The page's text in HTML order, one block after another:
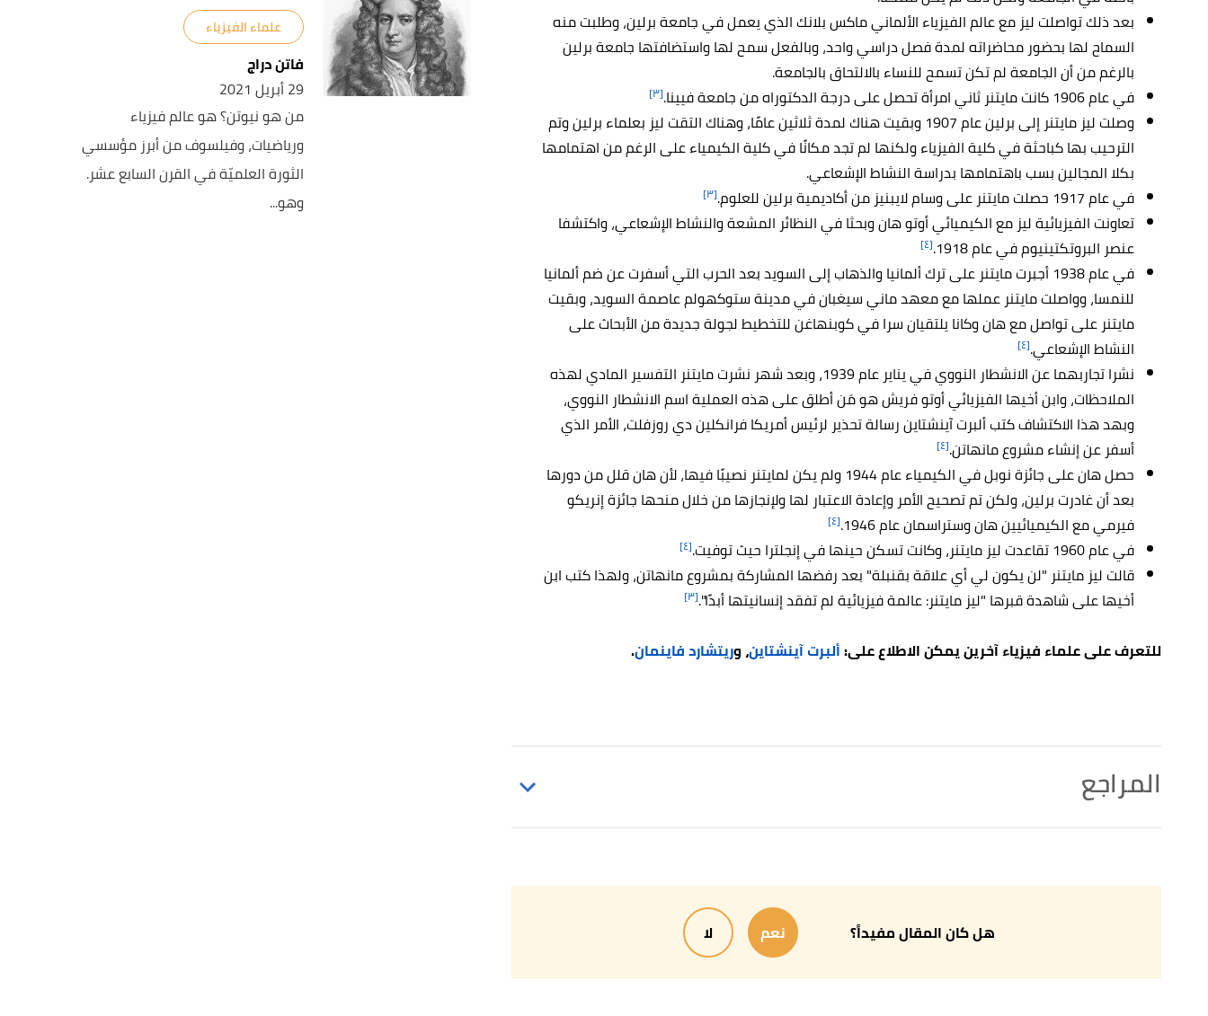
بعد ذلك تواصلت ليز مع عالم الفيزياء الألماني ماكس بلانك الذي يعمل في جامعة برلين، وطلبت منه
السماح لها بحضور محاضراته لمدة فصل دراسي واحد، وبالفعل سمح لها واستضافتها جامعة برلين
بالرغم من أن الجامعة لم تكن تسمح للنساء بالالتحاق بالجامعة.
في عام 1906 كانت مايتنر ثاني امرأة تحصل على درجة الدكتوراه من جامعة فيينا.
[٣]
وصلت ليز مايتنر إلى برلين عام 1907 وبقيت هناك لمدة ثلاثين عامًا، وهناك التقت ليز بعلماء برلين وتم
الترحيب بها كباحثة في كلية الفيزياء ولكنها لم تجد مكانًا في كلية الكيمياء على الرغم من اهتمامها
بكلا المجالين بسب باهتمامها بدراسة النشاط الإشعاعي.
في عام 1917 حصلت مايتنر على وسام لايبنيز من أكاديمية برلين للعلوم.
[٣]
تعاونت الفيزيائية ليز مع الكيميائي أوتو هان وبحثا في النظائر المشعة والنشاط الإشعاعي، واكتشفا
عنصر البروتكتينيوم في عام 1918.
[٤]
في عام 1938 أجبرت مايتنر على ترك ألمانيا والذهاب إلى السويد بعد الحرب التي أسفرت عن ضم ألمانيا
للنمسا، وواصلت مايتنر عملها مع معهد ماني سيغبان في مدينة ستوكهولم عاصمة السويد، وبقيت
مايتنر على تواصل مع هان وكانا يلتقيان سرا في كوبنهاغن للتخطيط لجولة جديدة من الأبحاث على
النشاط الإشعاعي.[٤]
نشرا تجاربهما عن الانشطار النووي في يناير عام 1939، وبعد شهر نشرت مايتنر التفسير المادي لهذه
الملاحظات، وابن أخيها الفيزيائي أوتو فريش هو مَن أطلق على هذه العملية اسم الانشطار النووي،
وبهد هذا الاكتشاف كتب ألبرت آينشتاين رسالة تحذير لرئيس أمريكا فرانكلين دي روزفلت، الأمر الذي
أسفر عن إنشاء مشروع مانهاتن.[٤]
حصل هان على جائزة نوبل في الكيمياء عام 1944 ولم يكن لمايتنر نصيبًا فيها، لأن هان قلل من دورها
بعد أن غادرت برلين، ولكن تم تصحيح الأمر وإعادة الاعتبار لها ولإنجازها من خلال منحها جائزة إنريكو
فيرمي مع الكيميائيين هان وستراسمان عام 1946.
[٤]
في عام 1960 تقاعدت ليز مايتنر، وكانت تسكن حينها في إنجلترا حيث توفيت. [٤]
قالت ليز مايتنر "لن يكون لي أي علاقة بقنبلة" بعد رفضها المشاركة بمشروع مانهاتن، ولهذا كتب ابن
أخيها على شاهدة قبرها "ليز مايتنر: عالمة فيزيائية لم تفقد إنسانيتها أبدًا".[٣]
للتعرف على علماء فيزياء آخرين يمكن الاطلاع على:ألبرت آينشتاين، وريتشارد فاينمان.
المراجع
^
"Lise Meitner"
,famousscientists, Retrieved 10/2/2023. Edited.
ahf.nuclearmuseum
,
هل كان المقال مفيداً؟ نعم لا
علماء الفيزياء
فاتن دراج
29 أبريل 2021
من هو نيوتن؟ هو عالم فيزياء
ورياضيات، وفيلسوف من أبرز مؤسسي
الثورة العلميّة في القرن السابع عشر.
وهو...